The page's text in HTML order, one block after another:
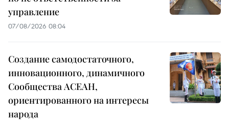
управление
07/08/2026 08:04
Создание самодостаточного,
инновационного, динамичного
Сообщества АСЕАН,
ориентированного на интересы
народа